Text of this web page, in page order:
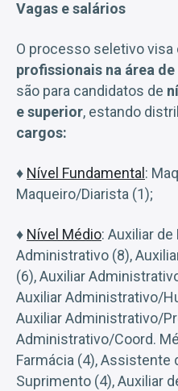
Vagas e salários
O processo seletivo visa
profissionais na área de
são para candidatos de
e superior, estando
cargos:
♦ Nível Fundamental :
Maqueiro/Diarista (1);
♦ Nível Médio: Auxiliar de
Administrativo (8),
(6), Auxiliar
Auxiliar Administrativo/
Auxiliar Administrativo/
Administrativo/Coord.
Farmácia (4), Assistente
Suprimento (4), Auxiliar